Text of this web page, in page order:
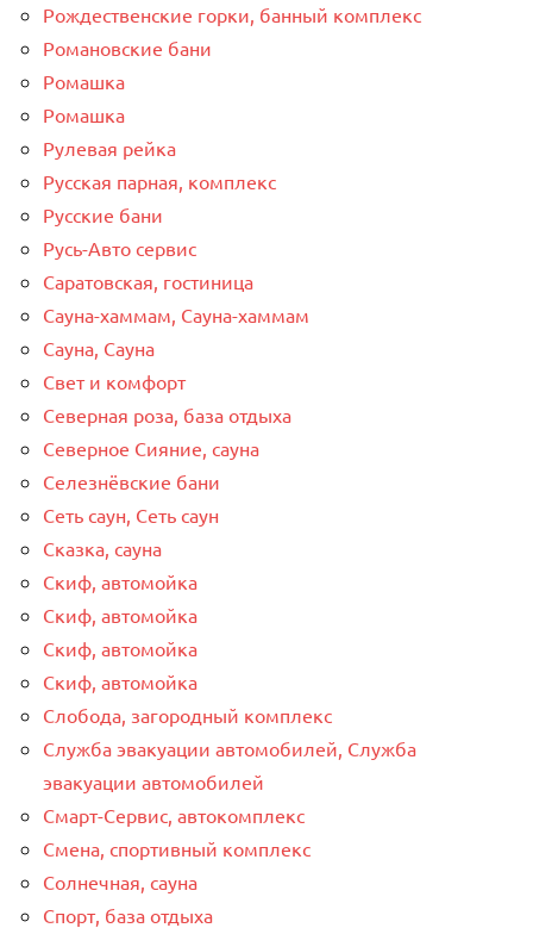
Рождественские горки, банный комплекс
Романовские бани
Ромашка
Ромашка
Рулевая рейка
Русская парная, комплекс
Русские бани
Русь-Авто сервис
Саратовская, гостиница
Сауна-хаммам, Сауна-хаммам
Сауна, Сауна
Свет и комфорт
Северная роза, база отдыха
Северное Сияние, сауна
Селезнёвские бани
Сеть саун, Сеть саун
Сказка, сауна
Скиф, автомойка
Скиф, автомойка
Скиф, автомойка
Скиф, автомойка
Слобода, загородный комплекс
Служба эвакуации автомобилей, Служба
эвакуации автомобилей
Смарт-Сервис, автокомплекс
Смена, спортивный комплекс
Солнечная, сауна
Спорт, база отдыха